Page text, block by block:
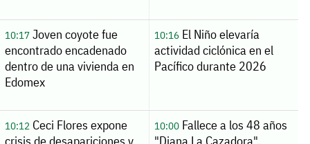
10:17Joven coyote fue
encontrado encadenado
dentro de una vivienda en
Edomex
10:16El Niño elevaría
actividad ciclónica en el
Pacífico durante 2026
10:12Ceci Flores expone
crisis de desapariciones y
10:00Fallece a los 48 años
"Diana La Cazadora",